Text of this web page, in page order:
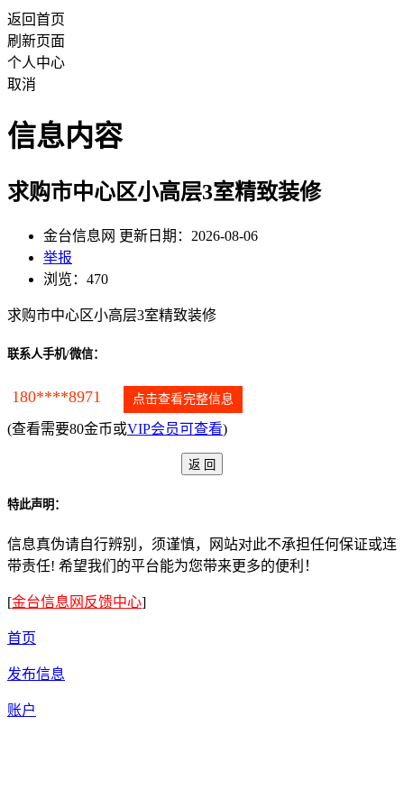
返回首页
刷新页面
个人中心
取消
信息内容
求购市中心区小高层3室精致装修
金台信息网 更新日期：2026-08-06
举报
浏览：470
求购市中心区小高层3室精致装修
联系人手机/微信：
180****8971 点击查看完整信息
(查看需要80金币或VIP会员可查看)
特此声明：
信息真伪请自行辨别，须谨慎，网站对此不承担任何保证或连
带责任! 希望我们的平台能为您带来更多的便利！
[金台信息网反馈中心]
首页
发布信息
账户